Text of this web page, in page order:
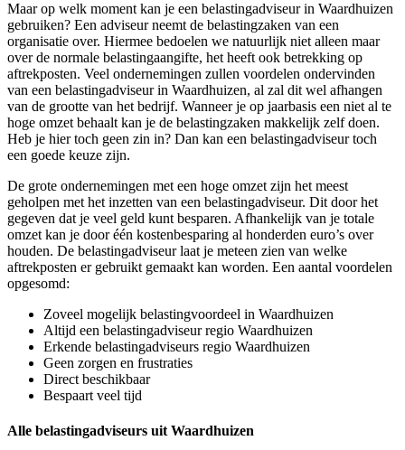
Maar op welk moment kan je een belastingadviseur in Waardhuizen
gebruiken? Een adviseur neemt de belastingzaken van een
organisatie over. Hiermee bedoelen we natuurlijk niet alleen maar
over de normale belastingaangifte, het heeft ook betrekking op
aftrekposten. Veel ondernemingen zullen voordelen ondervinden
van een belastingadviseur in Waardhuizen, al zal dit wel afhangen
van de grootte van het bedrijf. Wanneer je op jaarbasis een niet al te
hoge omzet behaalt kan je de belastingzaken makkelijk zelf doen.
Heb je hier toch geen zin in? Dan kan een belastingadviseur toch
een goede keuze zijn.
De grote ondernemingen met een hoge omzet zijn het meest
geholpen met het inzetten van een belastingadviseur. Dit door het
gegeven dat je veel geld kunt besparen. Afhankelijk van je totale
omzet kan je door één kostenbesparing al honderden euro’s over
houden. De belastingadviseur laat je meteen zien van welke
aftrekposten er gebruikt gemaakt kan worden. Een aantal voordelen
opgesomd:
Zoveel mogelijk belastingvoordeel in Waardhuizen
Altijd een belastingadviseur regio Waardhuizen
Erkende belastingadviseurs regio Waardhuizen
Geen zorgen en frustraties
Direct beschikbaar
Bespaart veel tijd
Alle belastingadviseurs uit Waardhuizen